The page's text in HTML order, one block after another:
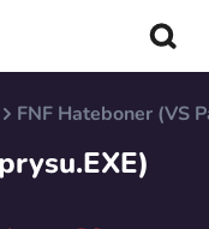
FNF Hateboner (VS